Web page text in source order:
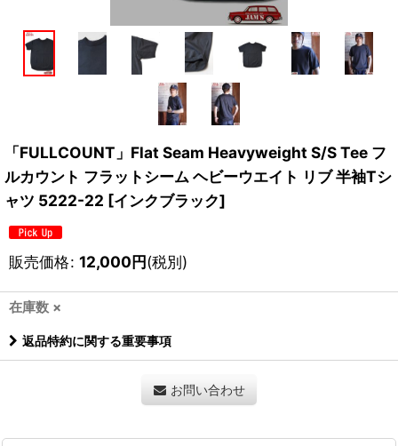
「FULLCOUNT」Flat Seam Heavyweight S/S Tee フ
ルカウント フラットシーム ヘビーウエイト リブ 半袖Tシ
ャツ 5222-22 [インクブラック]
販売価格: 12,000円(税別)
在庫数 ×
返品特約に関する重要事項
お問い合わせ